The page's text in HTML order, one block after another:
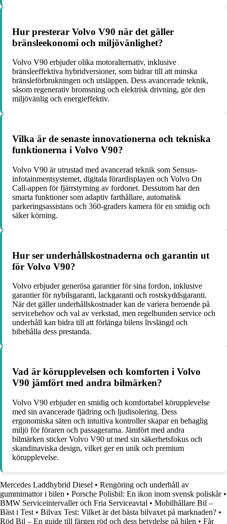
Hur presterar Volvo V90 när det gäller
bränsleekonomi och miljövänlighet?
Volvo V90 erbjuder olika motoralternativ, inklusive
bränsleeffektiva hybridversioner, som bidrar till att minska
bränsleförbrukningen och utsläppen. Dess avancerade teknik,
såsom regenerativ bromsning och elektrisk drivning, gör den
miljövänlig och energieffektiv.
Vilka är de senaste innovationerna och tekniska
funktionerna i Volvo V90?
Volvo V90 är utrustad med avancerad teknik som Sensus-
infotainmentsystemet, digitala förardisplayen och Volvo On
Call-appen för fjärrstyrning av fordonet. Dessutom har den
smarta funktioner som adaptiv farthållare, automatisk
parkeringsassistans och 360-graders kamera för en smidig och
säker körning.
Hur ser underhållskostnaderna och garantin ut
för Volvo V90?
Volvo erbjuder generösa garantier för sina fordon, inklusive
garantier för nybilsgaranti, lackgaranti och rostskyddsgaranti.
När det gäller underhållskostnader kan de variera beroende på
servicebehov och val av verkstad, men regelbunden service och
underhåll kan bidra till att förlänga bilens livslängd och
bibehålla dess prestanda.
Vad är körupplevelsen och komforten i Volvo
V90 jämfört med andra bilmärken?
Volvo V90 erbjuder en smidig och komfortabel körupplevelse
med sin avancerade fjädring och ljudisolering. Dess
ergonomiska säten och intuitiva kontroller skapar en behaglig
miljö för föraren och passagerarna. Jämfört med andra
bilmärken sticker Volvo V90 ut med sin säkerhetsfokus och
skandinaviska design, vilket ger en unik och premium
körupplevelse.
Mercedes Laddhybrid Diesel • Rengöring och underhåll av
gummimattor i bilen • Porsche Polisbil: En ikon inom svensk poliskår•
BMW Serviceintervaller och Fria Serviceavtal • Mobilhållare Bil –
Bäst i Test • Bilvax Test: Vilket är det bästa bilvaxet på marknaden? •
Röd Bil – En guide till färgen röd och dess betydelse på bilen • Får